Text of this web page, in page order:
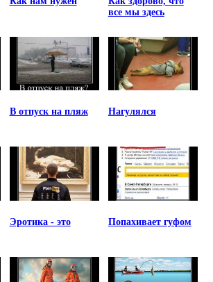
все мы здесь
В отпуск на пляж Нагулялся
Эротика - это Попахивает гуфом